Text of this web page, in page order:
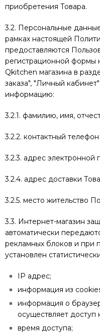
приобретения Товара.
3.2. Персональные
рамках настоящей
предоставляются
регистрационной формы
Qkitchen магазина в
заказа", "Личный
информацию:
3.2.1. фамилию, имя,
3.2.2. контактный
3.2.3. адрес электронной
3.2.4. адрес доставки
3.2.5. место жительство
3.3. Интернет-магазин
автоматически
рекламных блоков и при
установлен
IP адрес;
информация из
информация о
осуществляет доступ
время доступа;